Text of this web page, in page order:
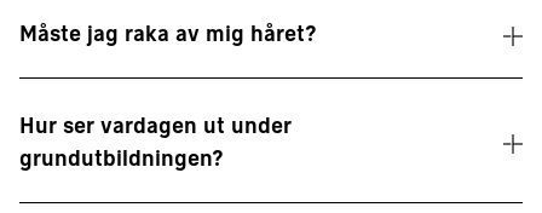
Måste jag raka av mig håret?
Hur ser vardagen ut under
grundutbildningen?